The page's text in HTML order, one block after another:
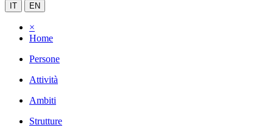
IT EN
×
Home
Persone
Attività
Ambiti
Strutture